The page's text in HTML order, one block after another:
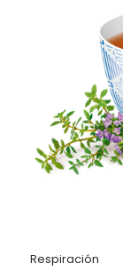
Respiración